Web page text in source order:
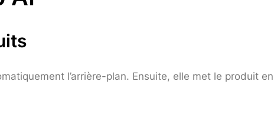
l’arrière-plan. Ensuite, elle met le produit